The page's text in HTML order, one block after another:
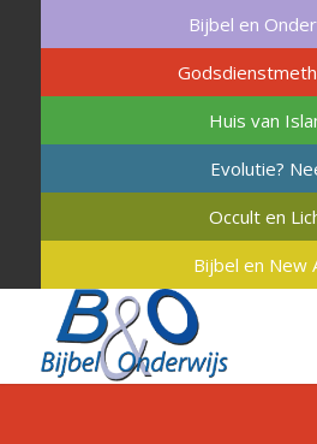
Bijbel en
Huis van
Evolutie?
Occult en
Bijbel en New